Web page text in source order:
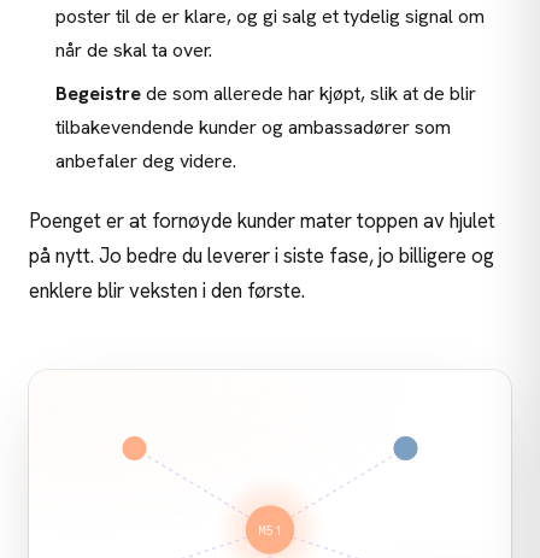
poster til de er klare, og gi salg et tydelig signal om
når de skal ta over.
Begeistrede som allerede har kjøpt, slik at de blir
tilbakevendende kunder og ambassadører som
anbefaler deg videre.
Poenget er at fornøyde kunder mater toppen av hjulet
på nytt. Jo bedre du leverer i siste fase, jo billigere og
enklere blir veksten i den første.
M51